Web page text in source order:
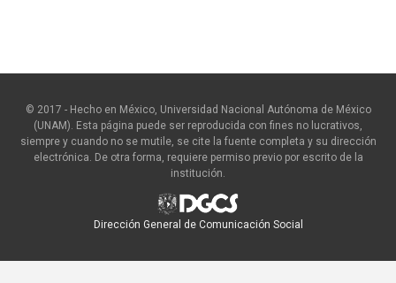
© 2017 - Hecho en México, Universidad Nacional Autónoma de México
(UNAM). Esta página puede ser reproducida con fines no lucrativos,
siempre y cuando no se mutile, se cite la fuente completa y su dirección
electrónica. De otra forma, requiere permiso previo por escrito de la
institución.
Dirección General de Comunicación Social